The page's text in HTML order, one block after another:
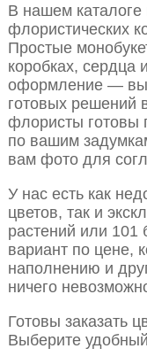
В нашем каталоге
флористических
Простые
коробках, сердца
оформление —
готовых решений
флористы готовы
по вашим
вам фото для
У нас есть как
цветов, так и
растений или
вариант по цене,
наполнению и
ничего
Готовы заказать
Выберите